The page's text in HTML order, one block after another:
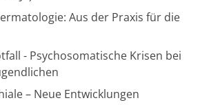
Aus der Praxis für die
- Psychosomatische Krisen bei
– Neue Entwicklungen